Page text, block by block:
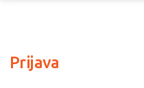
Prijava